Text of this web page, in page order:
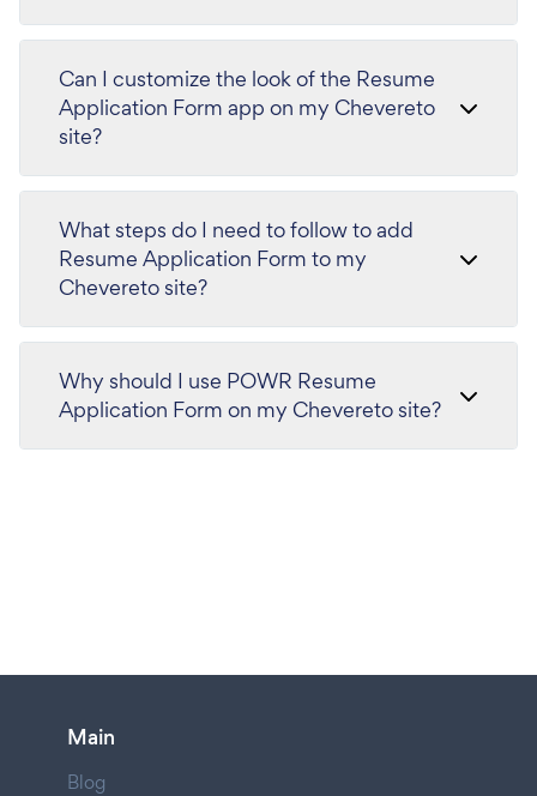
Can I customize the look of the Resume
Application Form app on my Chevereto
site?
What steps do I need to follow to add
Resume Application Form to my
Chevereto site?
Why should I use POWR Resume
Application Form on my Chevereto site?
Main
Blog